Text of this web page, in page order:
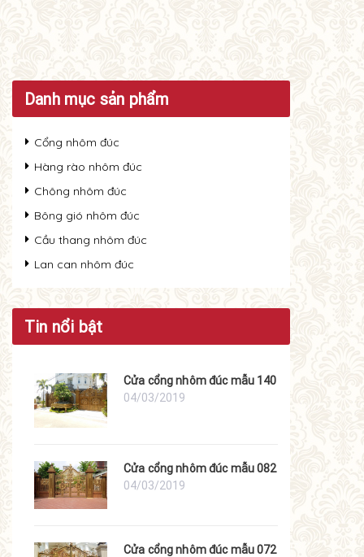
Danh mục sản phẩm
Cổng nhôm đúc
Hàng rào nhôm đúc
Chông nhôm đúc
Bông gió nhôm đúc
Cầu thang nhôm đúc
Lan can nhôm đúc
Tin nổi bật
Cửa cổng nhôm đúc mẫu 140
04/03/2019
Cửa cổng nhôm đúc mẫu 082
04/03/2019
Cửa cổng nhôm đúc mẫu 072